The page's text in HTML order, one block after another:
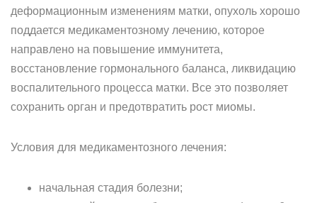
деформационным изменениям матки, опухоль хорошо
поддается медикаментозному лечению, которое
направлено на повышение иммунитета,
восстановление гормонального баланса, ликвидацию
воспалительного процесса матки. Все это позволяет
сохранить орган и предотвратить рост миомы.
Условия для медикаментозного лечения:
начальная стадия болезни;